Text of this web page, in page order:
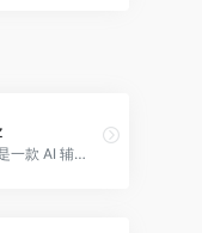
GradeWiz 是一款 AI 辅助教学工具，帮助教师快速批改作业和考试，并为学生提供详细反馈。